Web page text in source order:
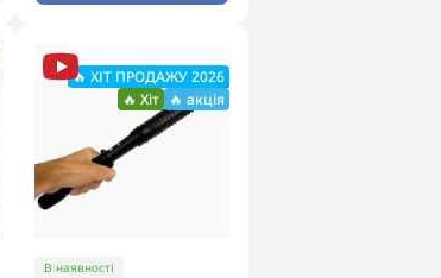
🔥ХІТ ПРОДАЖУ 2026
🔥 ХІТ ПРОДАЖУ 2026
🔥 Хіт 🔥 акція
В наявності